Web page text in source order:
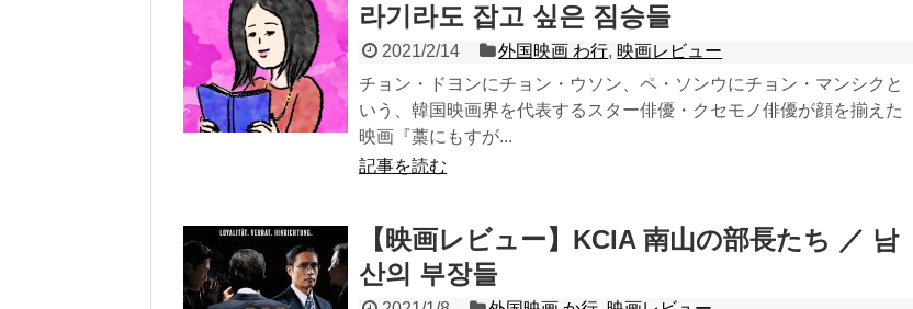
라기라도 잡고 싶은 짐승들
2021/2/14 外国映画 わ行, 映画レビュー
チョン・ドヨンにチョン・ウソン、ペ・ソンウにチョン・マンシクと
いう、韓国映画界を代表するスター俳優・クセモノ俳優が顔を揃えた
映画『藁にもすが...
記事を読む
【映画レビュー】KCIA 南山の部長たち ／ 남
산의 부장들